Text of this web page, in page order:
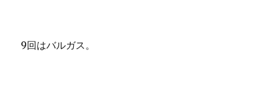
9回はバルガス。